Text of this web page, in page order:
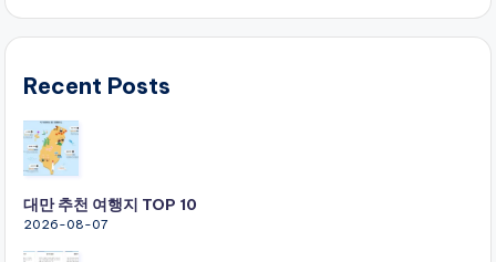
Recent Posts
대만 추천 여행지 TOP 10
2026-08-07